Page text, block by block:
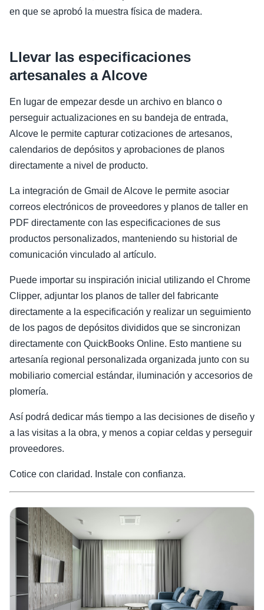
en que se aprobó la muestra física de madera.
Llevar las especificaciones
artesanales a Alcove
En lugar de empezar desde un archivo en blanco o
perseguir actualizaciones en su bandeja de entrada,
Alcove le permite capturar cotizaciones de artesanos,
calendarios de depósitos y aprobaciones de planos
directamente a nivel de producto.
La integración de Gmail de Alcove le permite asociar
correos electrónicos de proveedores y planos de taller en
PDF directamente con las especificaciones de sus
productos personalizados, manteniendo su historial de
comunicación vinculado al artículo.
Puede importar su inspiración inicial utilizando el Chrome
Clipper, adjuntar los planos de taller del fabricante
directamente a la especificación y realizar un seguimiento
de los pagos de depósitos divididos que se sincronizan
directamente con QuickBooks Online. Esto mantiene su
artesanía regional personalizada organizada junto con su
mobiliario comercial estándar, iluminación y accesorios de
plomería.
Así podrá dedicar más tiempo a las decisiones de diseño y
a las visitas a la obra, y menos a copiar celdas y perseguir
proveedores.
Cotice con claridad. Instale con confianza.